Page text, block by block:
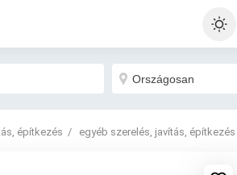
építkezés egyéb szerelés, javítás, építkezés